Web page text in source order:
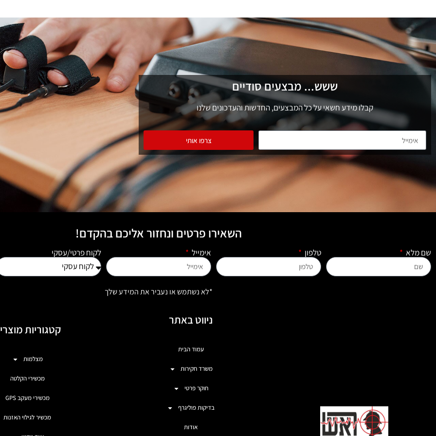
ששש... מבצעים סודיים
קבלו מידע חשאי על כל המבצעים, החדשות והעדכונים שלנו
צרפו אותי
השאירו פרטים ונחזור אליכם בהקדם!
שם מלא טלפון אימייל לקוח פרטי/עסקי
*לא נשתמש או נעביר את המידע שלך
ניווט באתר
עמוד הבית
משרד חקירות
חוקר פרטי
בדיקות פוליגרף
אודות
קטגוריות
מצלמות
מכשירי הקלטה
מכשירי מעקב GPS
מכשיר לגילוי האזנות